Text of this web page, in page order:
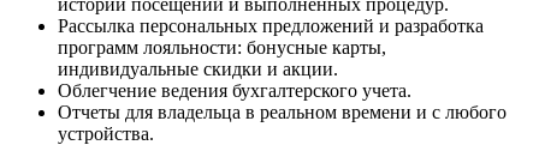
Рассылка персональных предложений и разработка
программ лояльности: бонусные карты,
индивидуальные скидки и акции.
Облегчение ведения бухгалтерского учета.
Отчеты для владельца в реальном времени и с любого
устройства.